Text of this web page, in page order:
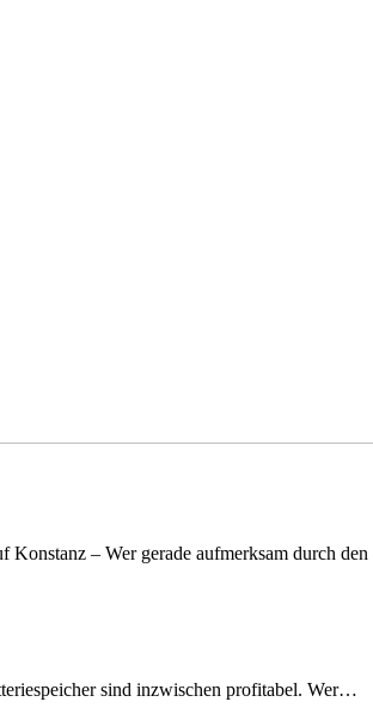
Konstanz – Wer gerade aufmerksam durch
sind inzwischen profitabel. Wer…